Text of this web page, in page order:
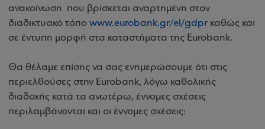
ανακοίνωση που βρίσκεται αναρτημένη στον
διαδικτυακό τόπο www.eurobank.gr/el/gdpr καθώς και
σε έντυπη μορφή στα καταστήματα της Eurobank.
Θα θέλαμε επίσης να σας ενημερώσουμε ότι στις
περιελθούσες στην Eurobank, λόγω καθολικής
διαδοχής κατά τα ανωτέρω, έννομες σχέσεις
περιλαμβάνονται και οι έννομες σχέσεις: